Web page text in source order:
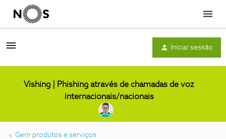
Menu
Iniciar sessão
Vishing | Phishing através de chamadas de voz
internacionais/nacionais
Gerir produtos e serviços